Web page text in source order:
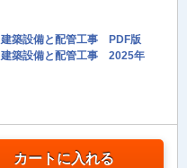
建築設備と配管工事 PDF版
建築設備と配管工事 2025年
カートに入れる